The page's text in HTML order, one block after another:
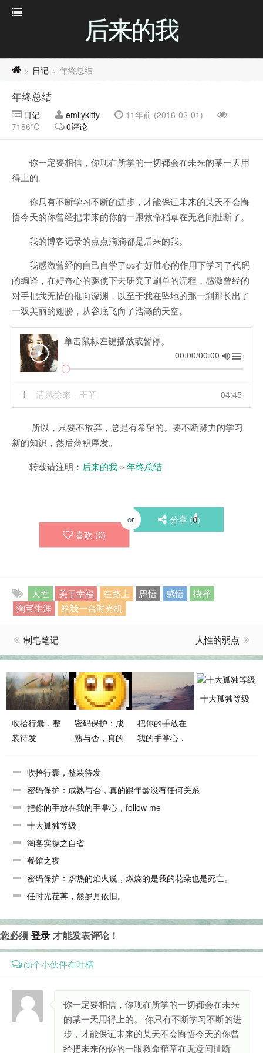
后来的我
> 日记 > 年终总结
年终总结
日记 emllykitty
11年前 (2016-02-01)
7186℃
0评论
你一定要相信，你现在所学的一切都会在未来的某一天用
得上的。
你只有不断学习不断的进步，才能保证未来的某天不会悔
悟今天的你曾经把未来的你的一跟救命稻草在无意间扯断了。
我的博客记录的点点滴滴都是后来的我。
我感激曾经的自己自学了ps在好胜心的作用下学习了代码
的编译，在好奇心的驱使下去研究了刷单的流程，感激曾经的
对手把我无情的推向深渊，以至于我在坠地的那一刹那长出了
一双美丽的翅膀，从谷底飞向了浩瀚的天空。
单击鼠标左键播放或暂停。
00:00/00:00
1 清风徐来 - 王菲 04:45
所以，只要不放弃，总是有希望的。要不断努力的学习
新的知识，然后薄积厚发。
转载请注明： 后来的我 » 年终总结
喜欢 (0)
or 分享 (0)
人性 关于幸福 在路上 思悟 感悟
抉择
淘宝生涯
给我一台时光机
制皂笔记 人性的弱点
收拾行囊，整
装待发
密码保护：成
熟与否，真的
何关系
把你的手放在
我的手掌心，
十大孤独等级
收拾行囊，整装待发
密码保护：成熟与否，真的跟年龄没有任何关系
把你的手放在我的手掌心，follow me
十大孤独等级
淘客实操之自省
餐馆之夜
密码保护：炽热的焰火说，燃烧的是我的花朵也是死亡。
任时光荏苒，然岁月依旧。
您必须 登录 才能发表评论！
(3)个小伙伴在吐槽
你一定要相信，你现在所学的一切都会在未来
的某一天用得上的。 你只有不断学习不断的进
步，才能保证未来的某天不会悔悟今天的你曾
经把未来的你的一跟救命稻草在无意间扯断